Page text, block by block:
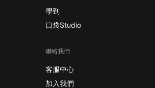
學到
口袋Studio
聯絡我們
客服中心
加入我們